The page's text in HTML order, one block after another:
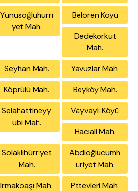
Yunusoğluhürri
yet Mah.
Belören Köyü
Dedekorkut
Mah.
Seyhan Mah. Yavuzlar Mah.
Köprülü Mah. Beyköy Mah.
Selahattineyy
ubi Mah.
Vayvaylı Köyü
Hacıali Mah.
Solaklıhürriyet
Mah.
Abdioğlucumh
uriyet Mah.
Irmakbaşı Mah. Pttevleri Mah.